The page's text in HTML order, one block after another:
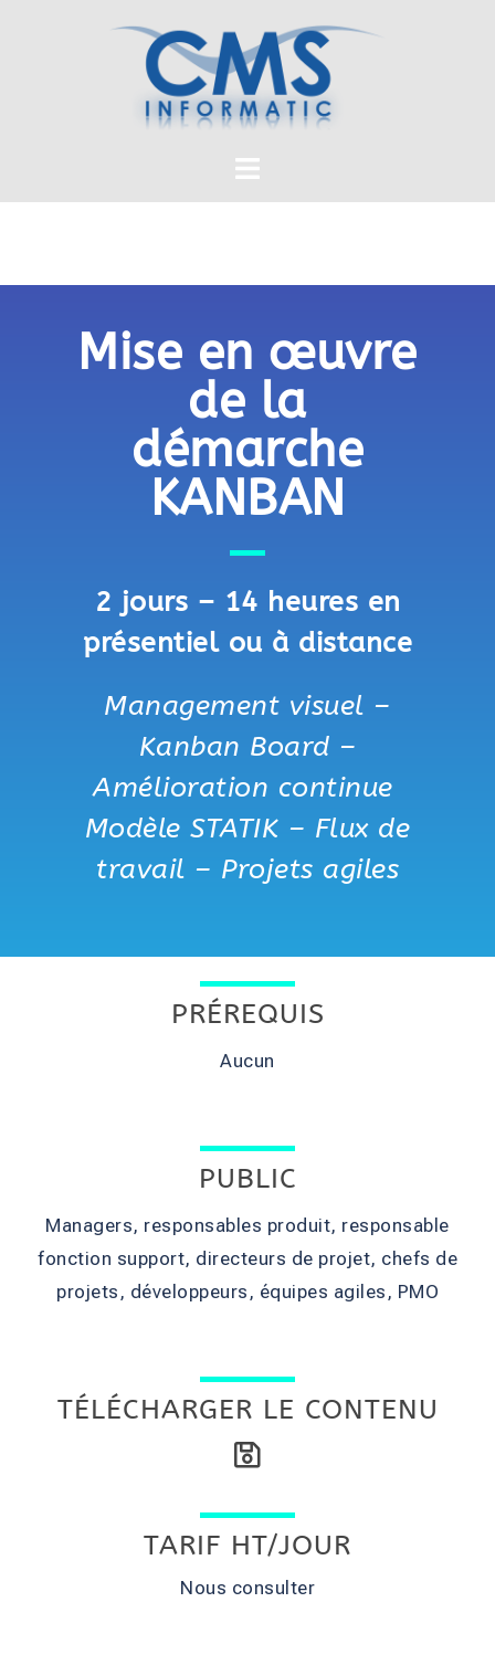
Mise en œuvre
de la
démarche
KANBAN
2 jours – 14 heures en
présentiel ou à distance
Management visuel –
Kanban Board –
Amélioration continue
Modèle STATIK – Flux de
travail – Projets agiles
PRÉREQUIS
Aucun
PUBLIC
Managers, responsables produit, responsable
fonction support, directeurs de projet, chefs de
projets, développeurs, équipes agiles, PMO
TÉLÉCHARGER LE CONTENU
TARIF HT/JOUR
Nous consulter